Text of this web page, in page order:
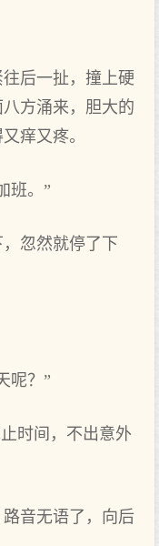
后一扯，撞上硬
方涌来，胆大的
痒又疼。
班。”
忽然就停了下
呢？”
时间，不出意外
音无语了，向后